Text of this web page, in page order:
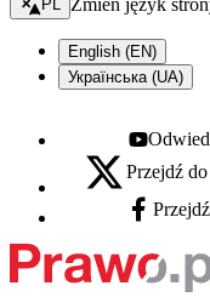
PL Zmień język
English (EN)
Українська (UA)
Youtube -
X - otwiera się w
Przejdź
Facebook -